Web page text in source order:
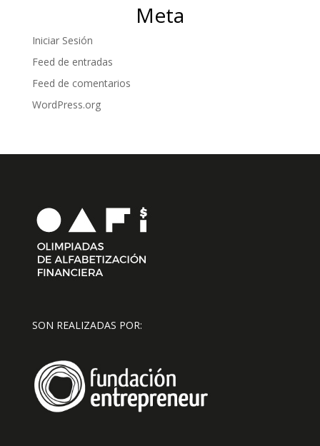
Meta
Iniciar Sesión
Feed de entradas
Feed de comentarios
WordPress.org
SON REALIZADAS POR: